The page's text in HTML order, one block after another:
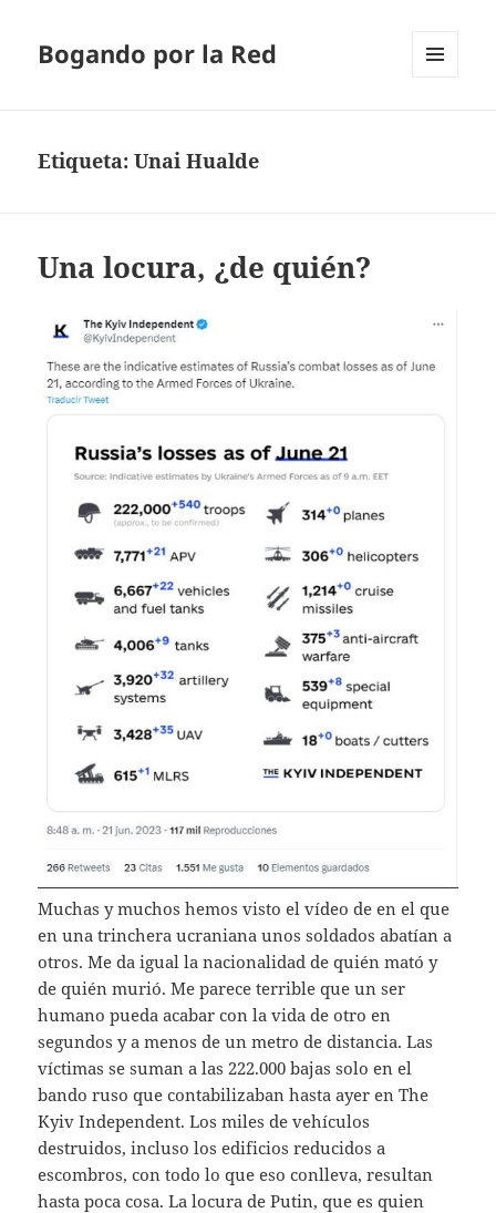
Bogando por la Red
Etiqueta:Unai Hualde
Una locura, ¿de quién?
Muchas y muchos hemos visto el vídeo de en el que
en una trinchera ucraniana unos soldados abatían a
otros. Me da igual la nacionalidad de quién mató y
de quién murió. Me parece terrible que un ser
humano pueda acabar con la vida de otro en
segundos y a menos de un metro de distancia. Las
víctimas se suman a las 222.000 bajas solo en el
bando ruso que contabilizaban hasta ayer en The
Kyiv Independent. Los miles de vehículos
destruidos, incluso los edificios reducidos a
escombros, con todo lo que eso conlleva, resultan
hasta poca cosa. La locura de Putin, que es quien